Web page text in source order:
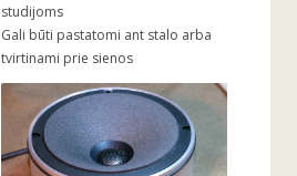
studijoms
Gali būti pastatomi ant stalo arba
tvirtinami prie sienos